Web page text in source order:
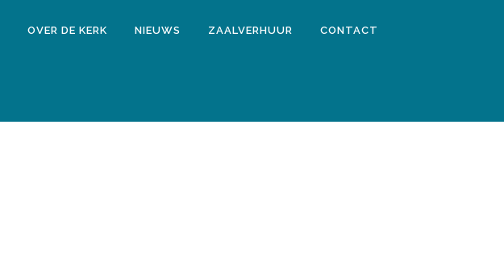
OVER DE KERK NIEUWS ZAALVERHUUR CONTACT